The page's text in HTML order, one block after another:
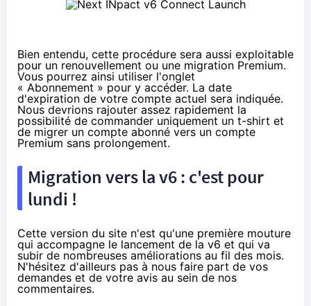
Bien entendu, cette procédure sera aussi exploitable
pour un renouvellement ou une migration Premium.
Vous pourrez ainsi utiliser l'onglet
« Abonnement » pour y accéder. La date
d'expiration de votre compte actuel sera indiquée.
Nous devrions rajouter assez rapidement la
possibilité de commander uniquement un t-shirt et
de migrer un compte abonné vers un compte
Premium sans prolongement.
Migration vers la v6 : c'est pour
lundi !
Cette version du site n'est qu'une première mouture
qui accompagne le lancement de la v6 et qui va
subir de nombreuses améliorations au fil des mois.
N'hésitez d'ailleurs pas à nous faire part de vos
demandes et de votre avis au sein de nos
commentaires.